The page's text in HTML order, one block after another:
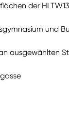
der
und
ausgewählten